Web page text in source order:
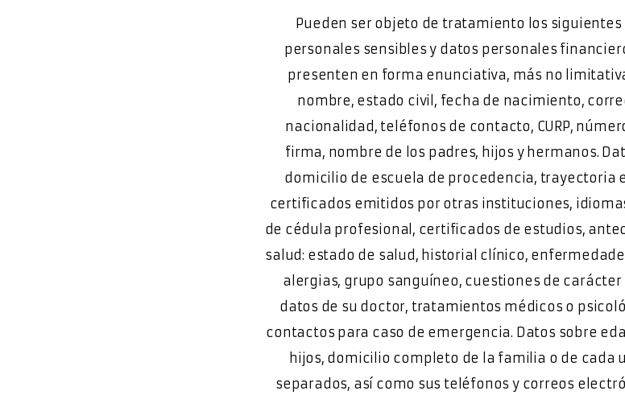
Pueden ser objeto de tratamiento los
personales sensibles y datos personales
presenten en forma enunciativa, más no
nombre, estado civil, fecha de nacimiento,
nacionalidad, teléfonos de contacto, CURP,
firma, nombre de los padres, hijos y hermanos.
domicilio de escuela de procedencia, trayectoria
certificados emitidos por otras instituciones,
de cédula profesional, certificados de estudios,
salud: estado de salud, historial clínico,
alergias, grupo sanguíneo, cuestiones de
datos de su doctor, tratamientos médicos o
contactos para caso de emergencia. Datos sobre
hijos, domicilio completo de la familia o de cada
separados, así como sus teléfonos y correos